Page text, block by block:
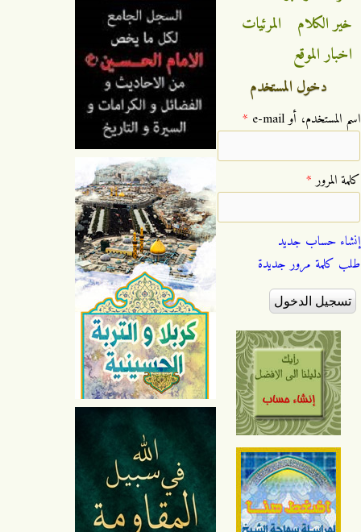
خير الكلام
المرئيات
اخبار الموقع
دخول المستخدم
‏اسم المستخدم، أو e-mail ‏ *
‏كلمة المرور ‏*
إنشاء حساب جديد
طلب كلمة مرور جديدة